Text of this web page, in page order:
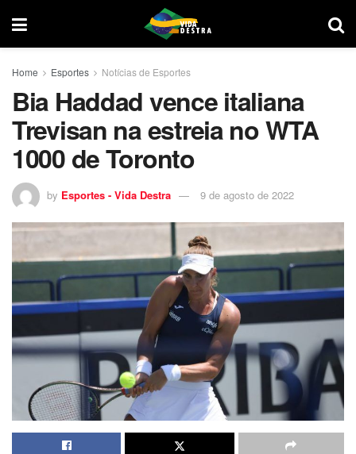
Home Esportes Notícias de Esportes
Bia Haddad vence italiana
Trevisan na estreia no WTA
1000 de Toronto
by Esportes - Vida Destra 9 de agosto de 2022